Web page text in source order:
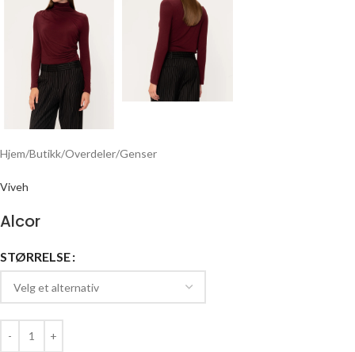
Hjem/Butikk/Overdeler/Genser
Viveh
Alcor
STØRRELSE